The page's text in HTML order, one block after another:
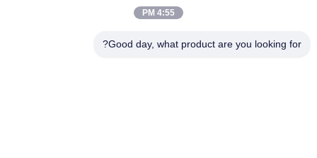
4:55 PM
Good day, what product are you looking for?